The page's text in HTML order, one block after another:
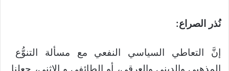
نُذر الصراع:
إنَّ التعاطي السياسي النفعي مع مسألة التنوُّع